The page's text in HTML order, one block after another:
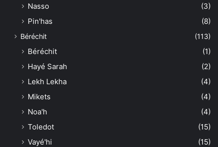
Nasso
(3)
Pin'has
(8)
Béréchit (113)
Béréchit
(1)
Hayé Sarah
(2)
Lekh Lekha
(4)
Mikets
(4)
Noa'h
(4)
Toledot
(15)
Vayé'hi
(15)